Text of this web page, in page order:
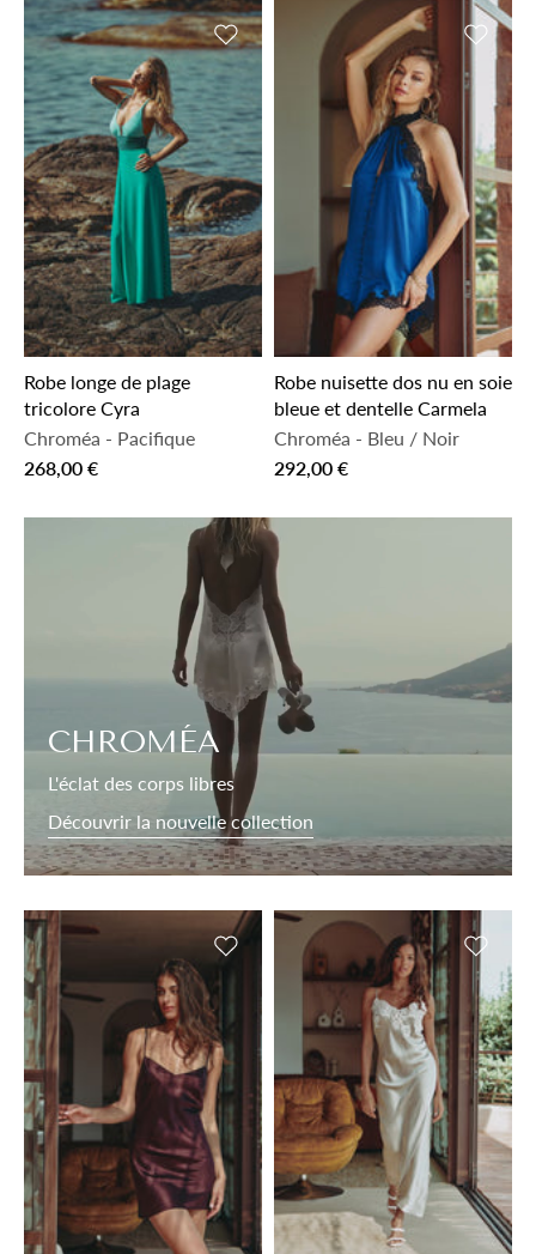
Ajouter à la liste de souhaits
Robe longe de plage
tricolore Cyra
Chroméa - Pacifique
268,00 €
Ajouter
Robe nuisette dos nu en soie
bleue et dentelle Carmela
Chroméa - Bleu / Noir
292,00 €
Ajouter à la liste de souhaitsAjouter
CHROMÉA
L'éclat des corps libres
Découvrir la nouvelle collection